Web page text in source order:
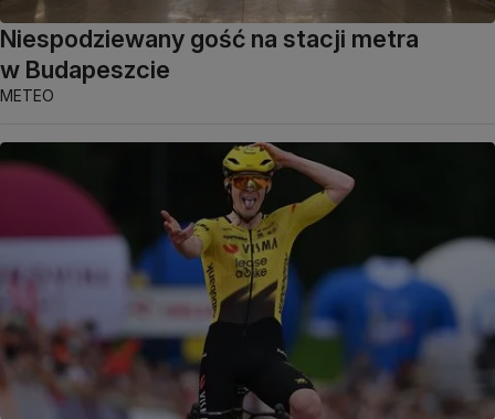
Niespodziewany gość na stacji metra
w Budapeszcie
METEO